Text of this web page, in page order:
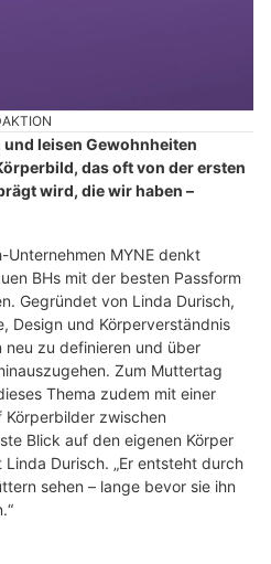
leisen Gewohnheiten
das oft von der ersten
wird, die wir haben –
Unternehmen MYNE denkt
BHs mit der besten Passform
Gegründet von Linda Durisch,
Design und Körperverständnis
neu zu definieren und über
Zum Muttertag
Thema zudem mit einer
zwischen
Blick auf den eigenen Körper
Durisch. „Er entsteht durch
sehen – lange bevor sie ihn